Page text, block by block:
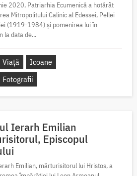
2020, Patriarhia Ecumenică a hotărât
Mitropolitului Calinic al Edessei, Pellei
(1919-1984) și pomenirea lui în
la data de...
Viață
Icoane
Fotografii
Ierarh Emilian
Episcopul
Emilian, mărturisitorul lui Hristos, a